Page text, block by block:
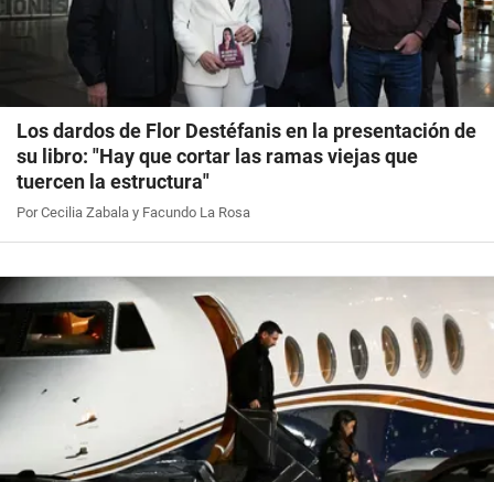
Los dardos de Flor Destéfanis en la presentación de
su libro: "Hay que cortar las ramas viejas que
tuercen la estructura"
Por Cecilia Zabala y Facundo La Rosa